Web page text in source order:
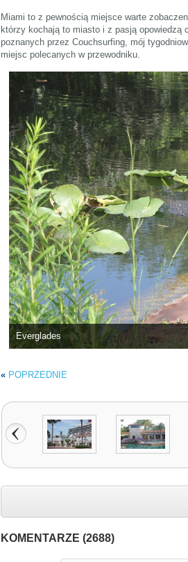
Miami to z pewnością miejsce warte
którzy kochają to miasto i z pasją opowiedzą
poznanych przez Couchsurfing, mój
miejsc polecanych w przewodniku.
Everglades
« POPRZEDNIE
KOMENTARZE (2688)